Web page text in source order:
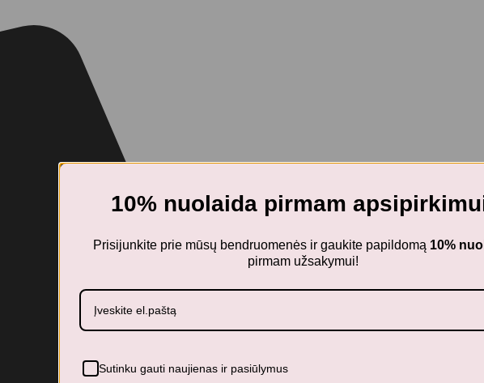
10% nuolaida pirmam
Prisijunkite prie mūsų bendruomenės ir gaukite papildomą 10%
pirmam užsakymui!
Sutinku gauti naujienas ir pasiūlymus